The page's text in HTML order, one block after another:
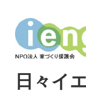
日々イ